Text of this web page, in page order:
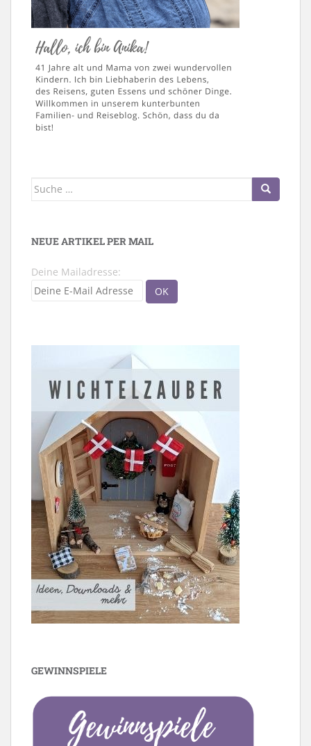
Suche
NEUE ARTIKEL PER MAIL
Deine Mailadresse:
GEWINNSPIELE